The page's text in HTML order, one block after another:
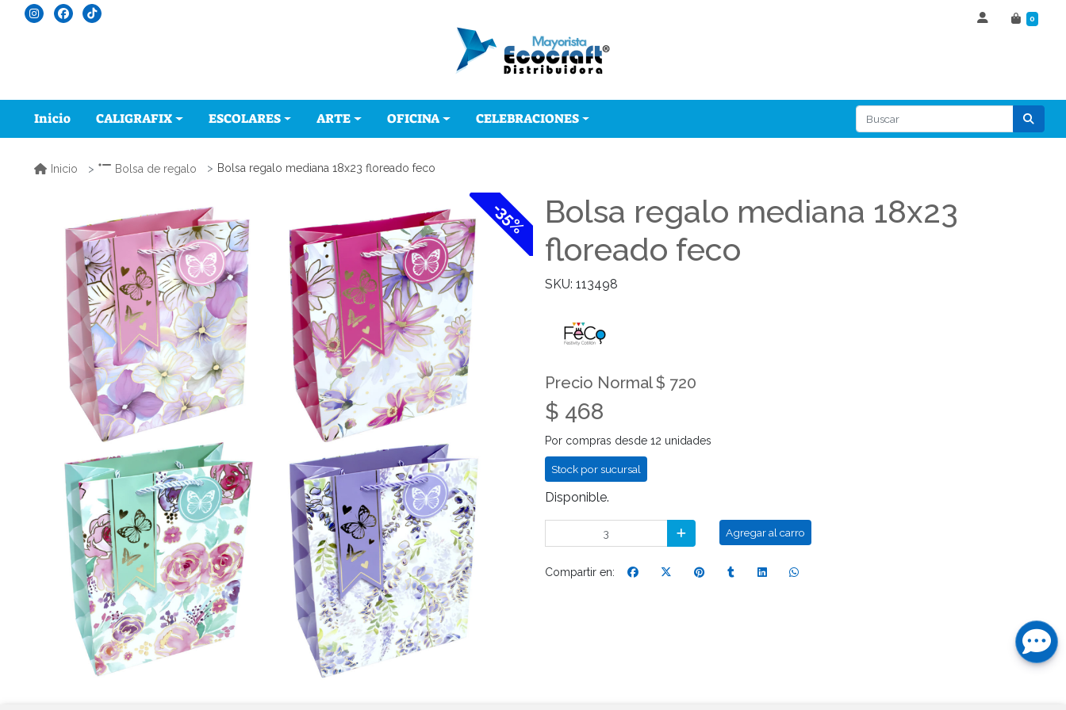
0
Inicio CALIGRAFIX ESCOLARES ARTE OFICINA CELEBRACIONES
Inicio Bolsa de regalo Bolsa regalo mediana 18x23 floreado feco
-35% Bolsa regalo mediana 18x23
floreado feco
SKU: 113498
Precio Normal $ 720
$ 468
Por compras desde 12 unidades
Stock por sucursal
Disponible.
Agregar al carro
Compartir en: